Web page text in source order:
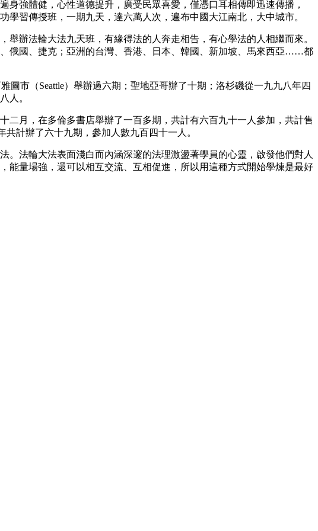
強體健，心性道德提升，廣受民眾喜愛，僅憑口耳相傳即迅速傳播，
習傳授班，一期九天，達六萬人次，遍布中國大江南北，大中城市。
辦法輪大法九天班，有緣得法的人奔走相告，有心學法的人相繼而來。
俄國、捷克；亞洲的台灣、香港、日本、韓國、新加坡、馬來西亞……都
圖市（Seattle）舉辦過六期；聖地亞哥辦了十期；洛杉磯從一九九八年四
人。
月，在多倫多書店舉辦了一百多期，共計有六百九十一人參加，共計售
計辦了六十九期，參加人數九百四十一人。
法輪大法表面淺白而內涵深邃的法理激盪著學員的心靈，啟發他們對人
能量場強，還可以相互交流、互相促進，所以用這種方式開始學煉是最好